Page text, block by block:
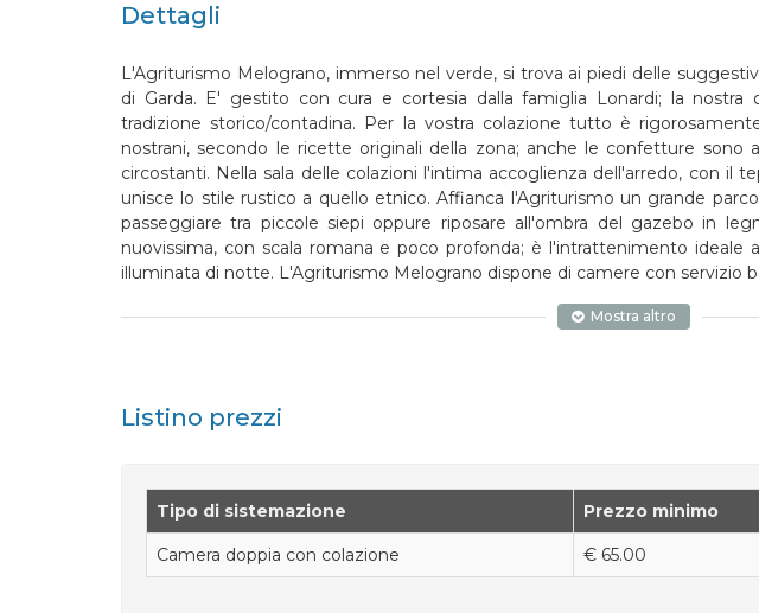
Dettagli
L'Agriturismo Melograno, immerso nel verde, si trova ai piedi delle
di Garda. E' gestito con cura e cortesia dalla famiglia Lonardi; la nostra
tradizione storico/contadina. Per la vostra colazione tutto è
nostrani, secondo le ricette originali della zona; anche le confetture
circostanti. Nella sala delle colazioni l'intima accoglienza dell'arredo, con il
unisce lo stile rustico a quello etnico. Affianca l'Agriturismo un grande
passeggiare tra piccole siepi oppure riposare all'ombra del gazebo in
nuovissima, con scala romana e poco profonda; è l'intrattenimento ideale
illuminata di notte. L'Agriturismo Melograno dispone di camere con servizio
Mostra altro
Listino prezzi
Tipo di sistemazione Prezzo minimo
Camera doppia con colazione € 65.00